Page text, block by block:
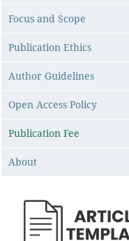
Focus and Scope
Publication Ethics
Author Guidelines
Open Access Policy
Publication Fee
About